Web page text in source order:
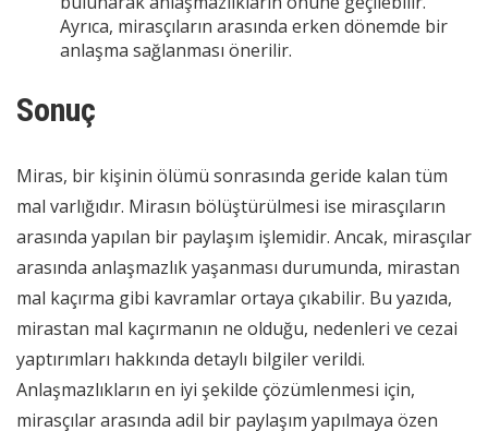
Ayrıca, mirasçıların arasında erken dönemde bir
anlaşma sağlanması önerilir.
Sonuç
Miras, bir kişinin ölümü sonrasında geride kalan tüm
mal varlığıdır. Mirasın bölüştürülmesi ise mirasçıların
arasında yapılan bir paylaşım işlemidir. Ancak, mirasçılar
arasında anlaşmazlık yaşanması durumunda, mirastan
mal kaçırma gibi kavramlar ortaya çıkabilir. Bu yazıda,
mirastan mal kaçırmanın ne olduğu, nedenleri ve cezai
yaptırımları hakkında detaylı bilgiler verildi.
Anlaşmazlıkların en iyi şekilde çözümlenmesi için,
mirasçılar arasında adil bir paylaşım yapılmaya özen